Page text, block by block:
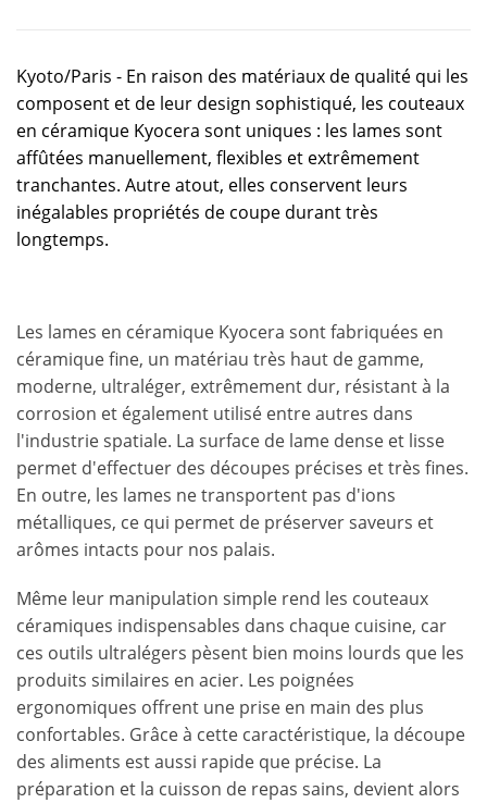
Kyoto/Paris - En raison des matériaux de qualité qui les
composent et de leur design sophistiqué, les couteaux
en céramique Kyocera sont uniques : les lames sont
affûtées manuellement, flexibles et extrêmement
tranchantes. Autre atout, elles conservent leurs
inégalables propriétés de coupe durant très
longtemps.
Les lames en céramique Kyocera sont fabriquées en
céramique fine, un matériau très haut de gamme,
moderne, ultraléger, extrêmement dur, résistant à la
corrosion et également utilisé entre autres dans
l'industrie spatiale. La surface de lame dense et lisse
permet d'effectuer des découpes précises et très fines.
En outre, les lames ne transportent pas d'ions
métalliques, ce qui permet de préserver saveurs et
arômes intacts pour nos palais.
Même leur manipulation simple rend les couteaux
céramiques indispensables dans chaque cuisine, car
ces outils ultralégers pèsent bien moins lourds que les
produits similaires en acier. Les poignées
ergonomiques offrent une prise en main des plus
confortables. Grâce à cette caractéristique, la découpe
des aliments est aussi rapide que précise. La
préparation et la cuisson de repas sains, devient alors